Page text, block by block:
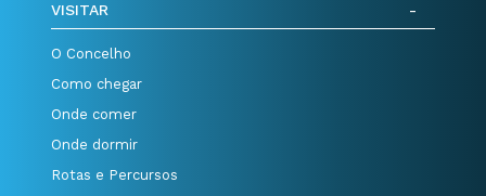
VISITAR
O Concelho
Como chegar
Onde comer
Onde dormir
Rotas e Percursos